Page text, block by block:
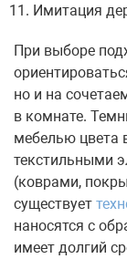
Имитация
При выборе
но и на
в комнате.
мебелью цвета
текстильными
(коврами,
существует
наносятся с
имеет долгий